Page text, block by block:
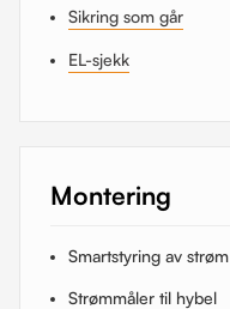
Sikring som går
EL-sjekk
Montering
Smartstyring av strøm
Strømmåler til hybel